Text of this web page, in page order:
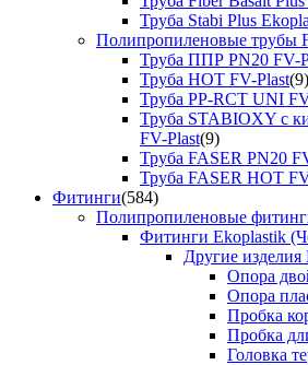
Труба Stabi Plus
Полипропиленовые трубы
Труба ППР PN20 FV-
Труба HOT FV-Plast(9)
Труба PP-RCT UNI
Труба STABIOXY с
FV-Plast(9)
Труба FASER PN20
Труба FASER HOT
Фитинги(584)
Полипропиленовые
Фитинги Ekoplastik
Другие
Опора
Опора
Пробка
Пробка
Головка